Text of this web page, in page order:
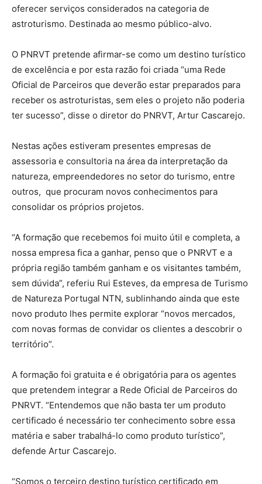
oferecer serviços considerados na categoria de
astroturismo. Destinada ao mesmo público-alvo.
O PNRVT pretende afirmar-se como um destino turístico
de excelência e por esta razão foi criada “uma Rede
Oficial de Parceiros que deverão estar preparados para
receber os astroturistas, sem eles o projeto não poderia
ter sucesso”, disse o diretor do PNRVT, Artur Cascarejo.
Nestas ações estiveram presentes empresas de
assessoria e consultoria na área da interpretação da
natureza, empreendedores no setor do turismo, entre
outros, que procuram novos conhecimentos para
consolidar os próprios projetos.
“A formação que recebemos foi muito útil e completa, a
nossa empresa fica a ganhar, penso que o PNRVT e a
própria região também ganham e os visitantes também,
sem dúvida”, referiu Rui Esteves, da empresa de Turismo
de Natureza Portugal NTN, sublinhando ainda que este
novo produto lhes permite explorar “novos mercados,
com novas formas de convidar os clientes a descobrir o
território”.
A formação foi gratuita e é obrigatória para os agentes
que pretendem integrar a Rede Oficial de Parceiros do
PNRVT. “Entendemos que não basta ter um produto
certificado é necessário ter conhecimento sobre essa
matéria e saber trabalhá-lo como produto turístico”,
defende Artur Cascarejo.
“Somos o terceiro destino turístico certificado em